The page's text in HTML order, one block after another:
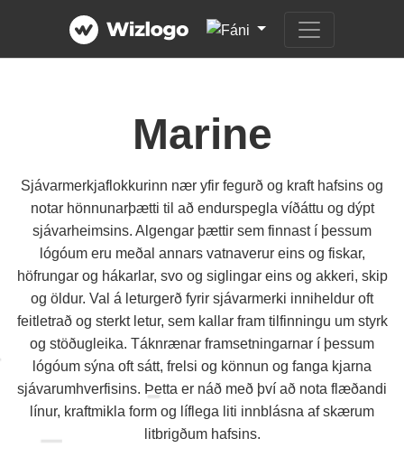
Marine
Sjávarmerkjaflokkurinn nær yfir fegurð og kraft hafsins og
notar hönnunarþætti til að endurspegla víðáttu og dýpt
sjávarheimsins. Algengar þættir sem finnast í þessum
lógóum eru meðal annars vatnaverur eins og fiskar,
höfrungar og hákarlar, svo og siglingar eins og akkeri, skip
og öldur. Val á leturgerð fyrir sjávarmerki inniheldur oft
feitletrað og sterkt letur, sem kallar fram tilfinningu um styrk
og stöðugleika. Táknrænar framsetningarnar í þessum
lógóum sýna oft sátt, frelsi og könnun og fanga kjarna
sjávarumhverfisins. Þetta er náð með því að nota flæðandi
línur, kraftmikla form og líflega liti innblásna af skærum
litbrigðum hafsins.